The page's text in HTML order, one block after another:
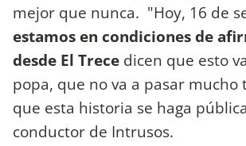
mejor que nunca. "Hoy, 16 de
estamos en condiciones de
desde El Trece dicen que esto
popa, que no va a pasar mucho
que esta historia se haga
conductor de Intrusos.